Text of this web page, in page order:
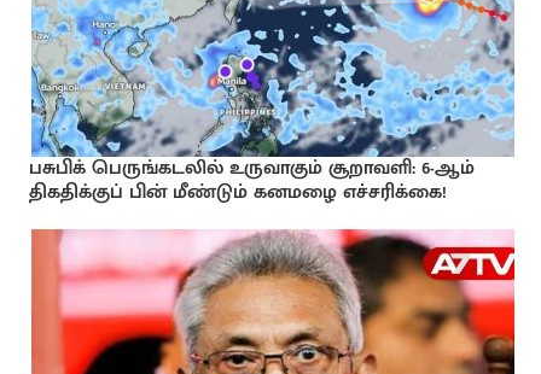
பசுபிக் பெருங்கடலில் உருவாகும் சூறாவளி: 6-ஆம்
திகதிக்குப் பின் மீண்டும் கனமழை எச்சரிக்கை!